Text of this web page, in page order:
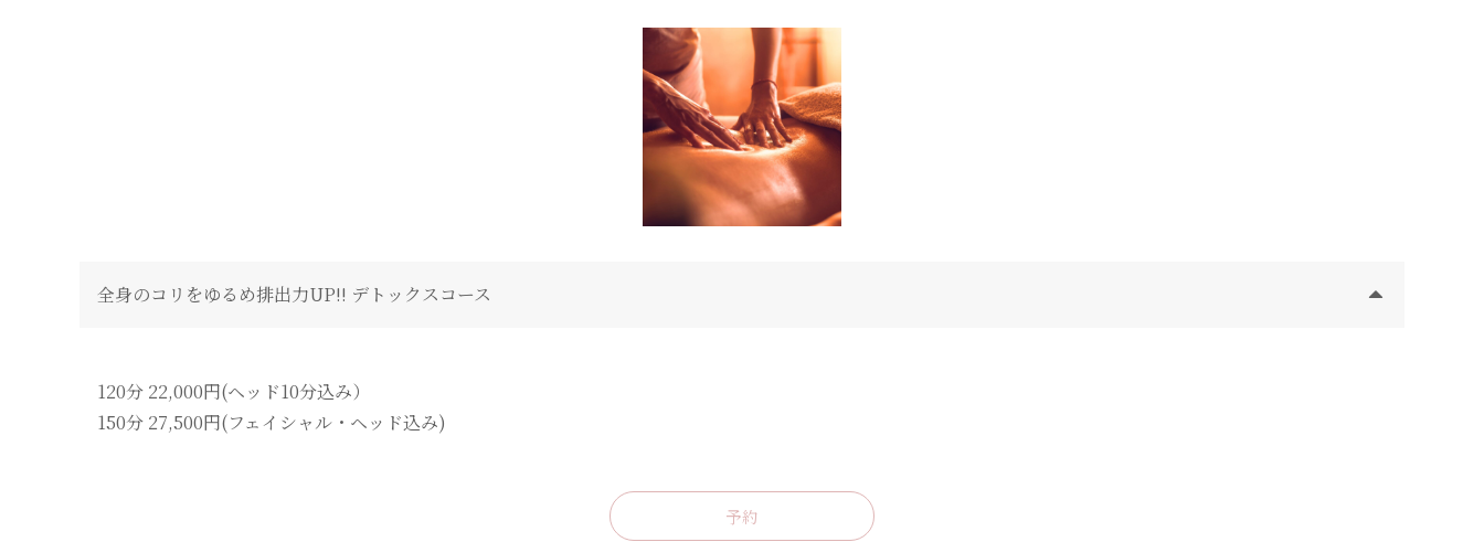
全身のコリをゆるめ排出力UP!! デトックスコース
120分 22,000円(ヘッド10分込み）
150分 27,500円(フェイシャル・ヘッド込み)
予約